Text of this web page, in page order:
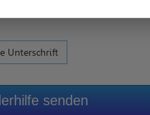
Unterschrift
senden